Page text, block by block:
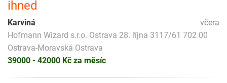
ihned
včera
Karviná
Hofmann Wizard s.r.o. Ostrava 28. října 3117/61 702 00
Ostrava-Moravská Ostrava
39000 - 42000 Kč za měsíc